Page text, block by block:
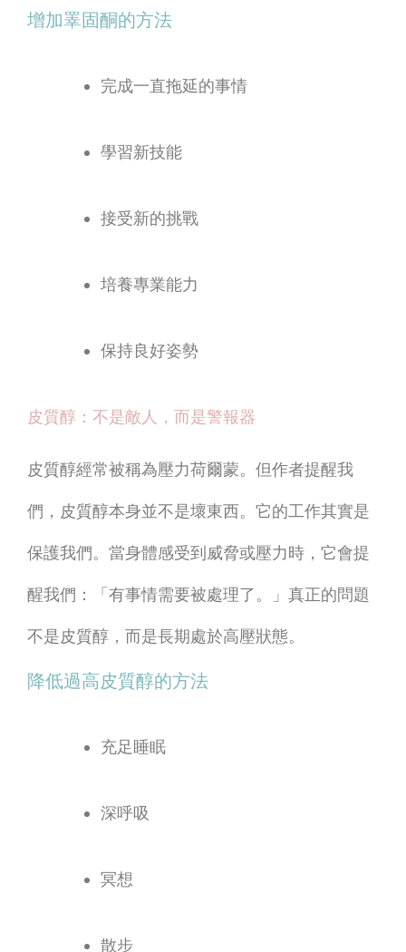
增加睪固酮的方法
完成一直拖延的事情
學習新技能
接受新的挑戰
培養專業能力
保持良好姿勢
皮質醇：不是敵人，而是警報器
皮質醇經常被稱為壓力荷爾蒙。但作者提醒我
們，皮質醇本身並不是壞東西。它的工作其實是
保護我們。 當身體感受到威脅或壓力時，它會提
醒我們：「有事情需要被處理了。」真正的問題
不是皮質醇，而是長期處於高壓狀態。
降低過高皮質醇的方法
充足睡眠
深呼吸
冥想
散步